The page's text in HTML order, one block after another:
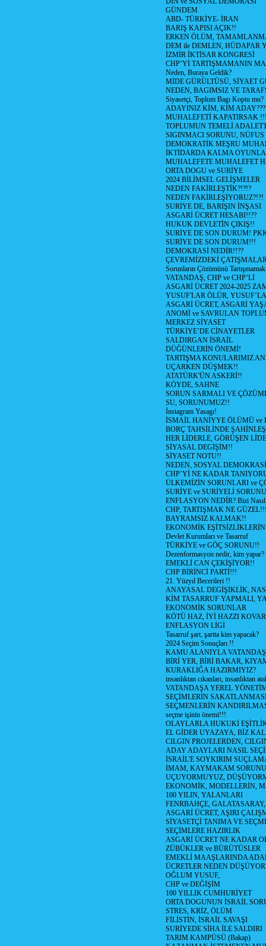
GÜNDEM
ABD- TÜRKİYE- İRAN
BARIŞ KAPISI AÇIK!!
ERKEN ÖLÜM,
DEM ile DEMLEN, HÜDAPAR
İZMİR İKTİSAR KONGRESİ
CHP’Yİ TARTIŞMAMANIN
Neden, Buraya Geldik?
MİDE GÜRÜLTÜSÜ, SİYAET
NEDEN, BAGIMSIZ VE
Siyasetçi, Toplum Bagı Koptu mu?
ADAYINIZ KİM, KİM ADAY???
MUHALEFETİ KAPATIRSAK
TOPLUMUN TEMELİ
SIGINMACI SORUNU,
DEMOKRATİK MEŞRU
İKTİDARDA KALMA
MUHALEFETE MUHALEFET
ORTA DOGU ve SURİYE
2024 BİLİMSEL GELİŞMELER
NEDEN FAKİRLEŞTİK?!?!?
NEDEN FAKİRLEŞİYORUZ?!?!
SURİYE DE, BARIŞIN İNŞASI
ASGARİ ÜCRET HESABI!!??
HUKUK DEVLETİN ÇIKIŞ!!
SURİYE DE SON DURUM!
SURİYE DE SON DURUM!!!
DEMOKRASİ NEDİR!!??
ÇEVREMİZDEKİ
Sorunların Çözümünü
VATANDAŞ, CHP ve CHP’Lİ
ASGARİ ÜCRET 2024-2025
YUSUF'LAR ÖLÜR,
ASGARİ ÜCRET, ASGARİ
ANOMİ ve SAVRULAN
MERKEZ SİYASET
TÜRKİYE’DE CİNAYETLER
SALDIRGAN İSRAİL
DÜĞÜNLERİN ÖNEMİ!
TARTIŞMA KONULARIMIZ
UÇARKEN DÜŞMEK!!
ATATÜRK'ÜN ASKERİ!!
KÖYDE, SAHNE
SORUN SARMALI VE
SU, SORUNUMUZ!!
İnstagram Yasagı!
İSMAİL HANİYYE ÖLÜMÜ ve
BORÇ TAHSİLİNDE
HER LİDERLE, GÖRÜŞEN
SİYASAL DEGİŞİM!!
SİYASET NOTU!!
NEDEN, SOSYAL
CHP’Yİ NE KADAR
ÜLKEMİZİN SORUNLARI ve
SURİYE ve SURİYELİ
ENFLASYON NEDİR? Bizi
CHP, TARTIŞMAK NE
BAYRAMSIZ KALMAK!!
EKONOMİK
Devlet Kurumları ve Tasarruf
TÜRKİYE ve GÖÇ SORUNU!!
Dezenformasyon nedir, kim yapar?
EMEKLİ CAN ÇEKİŞİYOR!!
CHP BİRİNCİ PARTİ!!!
21. Yüzyıl Becerileri !!
ANAYASAL DEGİŞİKLİK,
KİM TASARRUF YAPMALI,
EKONOMİK SORUNLAR
KÖTÜ HAZ, İYİ HAZZI
ENFLASYON LİGİ
Tasarruf şart, şartta kim yapacak?
2024 Seçim Sonuçları !!
KAMU ALANIYLA
BİRİ YER, BİRİ BAKAR,
KURAKLIĞA HAZIRMIYIZ?
insanlıktan cıkanları, insanlıktan
VATANDAŞA YEREL
SEÇİMLERİN
SEÇMENLERİN
seçme işinin önemi!!!
OLAYLARLA HUKUKİ
EL GİDER UYAZAYA, BİZ
CILGIN PROJELERDEN,
ADAY ADAYLARI NASIL
İSRAİL'E SOYKIRIM
İMAM, KAYMAKAM SORUNU
UÇUYORMUYUZ,
EKONOMİK, MODELLERİN,
100 YILIN, YALANLARI
FENRBAHÇE,
ASGARİ ÜCRET, AŞIRI
SİYASETÇİ TANIMA VE
SEÇİMLERE HAZIRLIK
ASGARİ ÜCRET NE KADAR
ZÜBÜKLER ve BÜRÜTÜSLER
EMEKLİ MAAŞLARINDA
ÜCRETLER NEDEN
OĞLUM YUSUF,
CHP ve DEĞİŞİM
100 YILLIK CUMHURİYET
ORTA DOGUNUN İSRAİL
STRES, KRİZ, ÖLÜM
FİLİSTİN, İSRAİL SAVAŞI
SURİYEDE SİHA İLE SALDIRI
TARIM KAMPÜSÜ (Bakap)